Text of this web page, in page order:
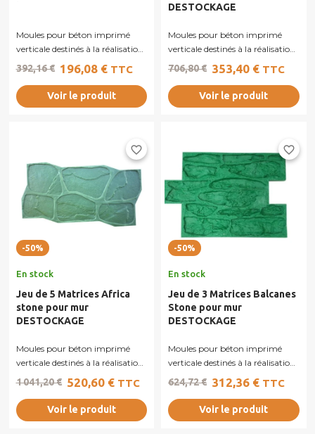
Moules pour béton imprimé
verticale destinés à la réalisation
de murs, murets ou façades en...
196,08 € TTC
392,16 €
Voir le produit
DESTOCKAGE
Moules pour béton imprimé
verticale destinés à la réalisation
de murs, murets ou façades en...
353,40 € TTC
706,80 €
Voir le produit
-50%
favorite_border
En stock
Jeu de 5 Matrices Africa
stone pour mur
DESTOCKAGE
Moules pour béton imprimé
verticale destinés à la réalisation
de murs, murets ou façades en...
520,60 € TTC
1 041,20 €
Voir le produit
-50%
favorite_border
En stock
Jeu de 3 Matrices Balcanes
Stone pour mur
DESTOCKAGE
Moules pour béton imprimé
verticale destinés à la réalisation
de murs, murets ou façades en...
312,36 € TTC
624,72 €
Voir le produit